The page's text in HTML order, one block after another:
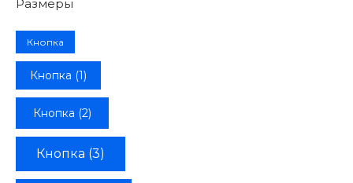
Размеры
Кнопка
Кнопка (1)
Кнопка (2)
Кнопка (3)